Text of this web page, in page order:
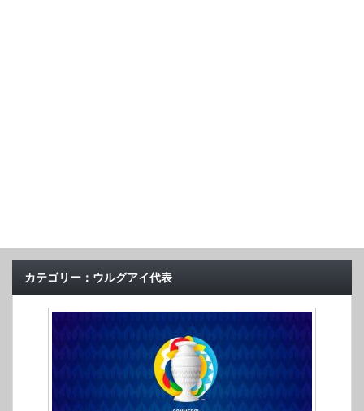
カテゴリー：ウルグアイ代表